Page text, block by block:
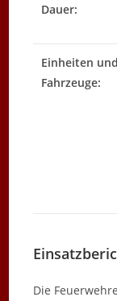
Dauer:
Einheiten und
Fahrzeuge:
Die